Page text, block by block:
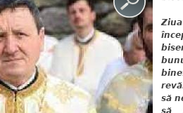
să
să